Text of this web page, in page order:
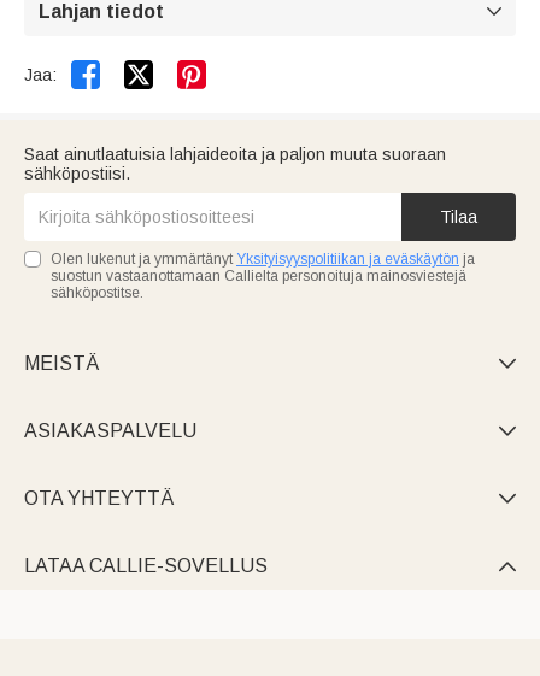
Lahjan tiedot 
Jaa:  
Saat ainutlaatuisia lahjaideoita ja paljon muuta suoraan
sähköpostiisi.
Tilaa
Olen lukenut ja ymmärtänyt Yksityisyyspolitiikan ja eväskäytön ja
suostun vastaanottamaan Callielta personoituja mainosviestejä
sähköpostitse.
MEISTÄ 
ASIAKASPALVELU 
OTA YHTEYTTÄ 
LATAA CALLIE-SOVELLUS 